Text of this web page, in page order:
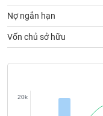
Nợ ngắn hạn
Vốn chủ sở hữu
20k
Truyền